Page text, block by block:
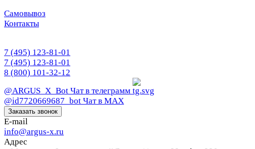
Самовывоз
Контакты
7 (495) 123-81-01
7 (495) 123-81-01
8 (800) 101-32-12
@ARGUS_X_Bot Чат в телеграмм
@id7720669687_bot Чат в МАХ
Заказать звонок
E-mail
info@argus-x.ru
Адрес